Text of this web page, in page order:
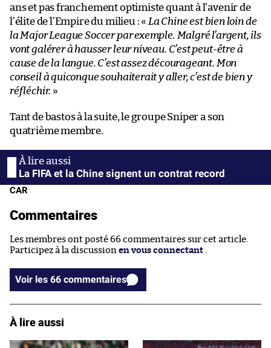
ans et pas franchement optimiste quant à l’avenir de
l’élite de l’Empire du milieu : « La Chine est bien loin de
la Major League Soccer par exemple. Malgré l’argent, ils
vont galérer à hausser leur niveau. C’est peut-être à
cause de la langue. C’est assez décourageant. Mon
conseil à quiconque souhaiterait y aller, c’est de bien y
réfléchir. »
Tant de bastos à la suite, le groupe Sniper a son
quatrième membre.
La FIFA et la Chine signent un contrat record
CAR
Commentaires
Les membres ont posté 66 commentaires sur cet article.
Participez à la discussion en vous connectant .
Voir les 66 commentaires
À lire aussi